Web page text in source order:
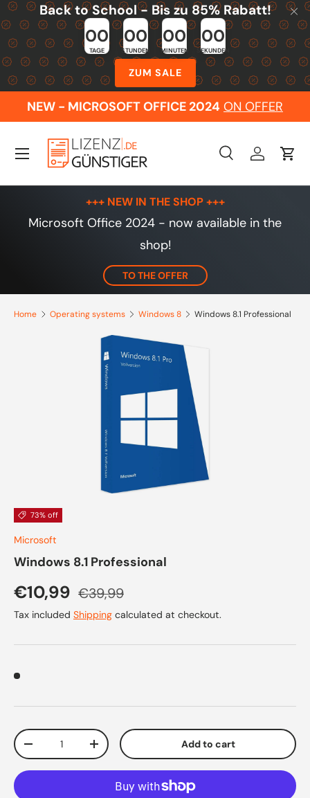
Skip to content
Back to School - Bis zu 85% Rabatt!
00
TAGE
00
STUNDEN
00
MINUTEN
00
SEKUNDEN
ZUM SALE
NEW - MICROSOFT OFFICE 2024 ON OFFER
Search
SearchLog inCart
Menu
+++ NEW IN THE SHOP +++
Microsoft Office 2024 - now available in the
shop!
TO THE OFFER
Home Operating systems Windows 8 Windows 8.1 Professional
Skip to product information
73% off
Microsoft
Windows 8.1 Professional
Sale price
€10,99 Regular price
€39,99
Tax included Shipping calculated at checkout.
Qty
Decrease quantityIncrease quantity Add to cart